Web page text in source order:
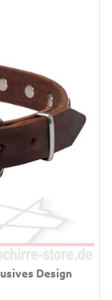
Design